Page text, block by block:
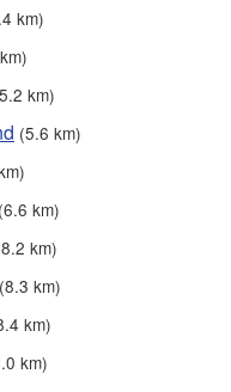
km)
km)
(5.6 km)
(6.6 km)
km)
(8.3 km)
km)
km)